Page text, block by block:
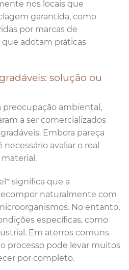
nos locais que
garantida, como
por marcas de
que adotam práticas
solução ou
ambiental,
a ser comercializados
Embora pareça
avaliar o real
significa que a
naturalmente com
No entanto,
específicas, como
Em aterros comuns
processo pode levar muitos
por completo.